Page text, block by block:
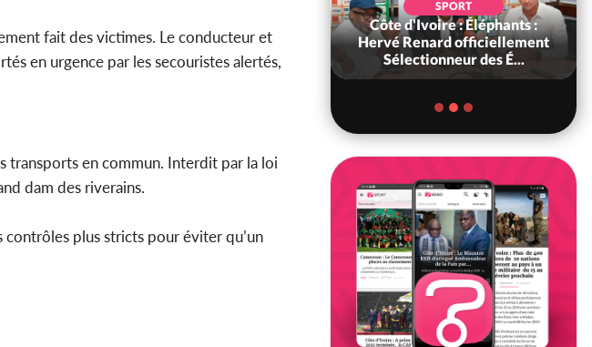
fait des victimes. Le conducteur et
en urgence par les secouristes alertés,
transports en commun. Interdit par la loi
dam des riverains.
contrôles plus stricts pour éviter qu’un
pas mourir chez nous », crient
des habitants d...
SPORT
Côte d'Ivoire : Éléphants :
Hervé Renard officiellement
Sélectionneur des É...